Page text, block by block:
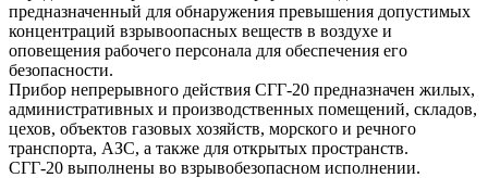
предназначенный для обнаружения превышения допустимых
концентраций взрывоопасных веществ в воздухе и
оповещения рабочего персонала для обеспечения его
безопасности.
Прибор непрерывного действия СГГ-20 предназначен жилых,
административных и производственных помещений, складов,
цехов, объектов газовых хозяйств, морского и речного
транспорта, АЗС, а также для открытых пространств.
СГГ-20 выполнены во взрывобезопасном исполнении.